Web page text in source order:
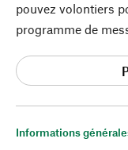
Informations
pouvez volontiers
programme de